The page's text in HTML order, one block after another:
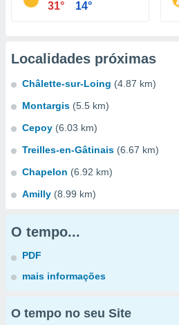
31° 14°
Localidades próximas
Châlette-sur-Loing (4.87 km)
Montargis (5.5 km)
Cepoy (6.03 km)
Treilles-en-Gâtinais (6.67 km)
Chapelon (6.92 km)
Amilly (8.99 km)
O tempo...
PDF
mais informações
O tempo no seu Site